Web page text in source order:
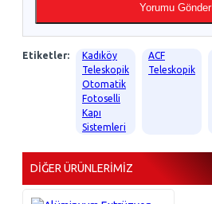
Yorumu Gönder
Etiketler:
Kadıköy
Teleskopik
Otomatik
Fotoselli
Kapı
Sistemleri
ACF
Teleskopik
DIĞER ÜRÜNLERIMIZ